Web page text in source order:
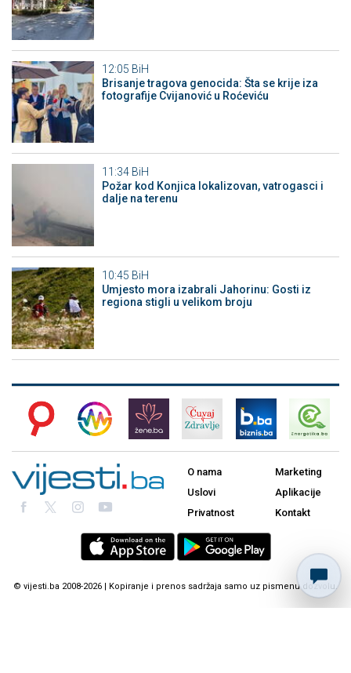
12:05 BiH
Brisanje tragova genocida: Šta se krije iza
fotografije Cvijanović u Roćeviću
11:34 BiH
Požar kod Konjica lokalizovan, vatrogasci i
dalje na terenu
10:45 BiH
Umjesto mora izabrali Jahorinu: Gosti iz
regiona stigli u velikom broju
O nama
Uslovi
Privatnost
Marketing
Aplikacije
Kontakt
© vijesti.ba 2008-2026 | Kopiranje i prenos sadržaja samo uz pismenu dozvolu.